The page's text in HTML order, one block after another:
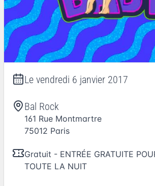
Le vendredi 6 janvier 2017
Bal Rock
161 Rue Montmartre
75012 Paris
Gratuit - ENTRÉE GRATUITE
TOUTE LA NUIT